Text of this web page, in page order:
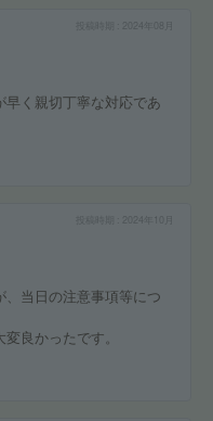
2024年08月
く親切丁寧な対応であ
2024年10月
当日の注意事項等につ
良かったです。